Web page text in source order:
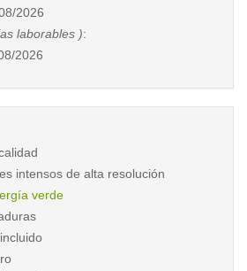
2026
laborables ):
2026
intensos de alta resolución
verde